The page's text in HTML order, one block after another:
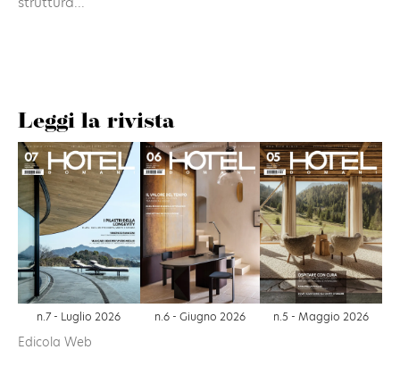
Leggi la rivista
n.7 - Luglio 2026 n.6 - Giugno 2026 n.5 - Maggio 2026
Edicola Web